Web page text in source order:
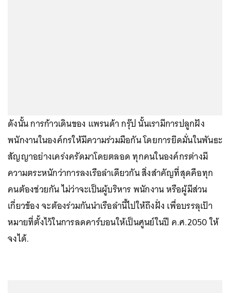
ดังนั้น การก้าวเดินของ แพรนด้า กรุ๊ป นั้นเรามีการปลูกฝัง
พนักงานในองค์กรให้มีความร่วมมือกัน โดยการยึดมั่นในพันธะ
สัญญาอย่างเคร่งครัดมาโดยตลอด ทุกคนในองค์กรต่างมี
ความตระหนักว่าการลงเรือลำเดียวกัน สิ่งสำคัญที่สุดคือทุก
คนต้องช่วยกัน ไม่ว่าจะเป็นผู้บริหาร พนักงาน หรือผู้มีส่วน
เกี่ยวข้อง จะต้องร่วมกันนำเรือลำนี้ไปให้ถึงฝั่ง เพื่อบรรลุเป้า
หมายที่ตั้งไว้ในการลดคาร์บอนให้เป็นศูนย์ในปี ค.ศ.2050 ให้
จงได้.